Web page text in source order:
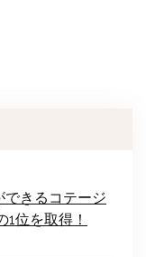
きるコテージ
位を取得！